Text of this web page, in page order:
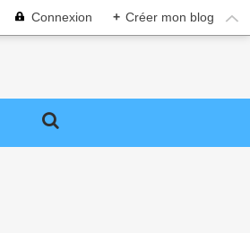
Connexion + Créer mon blog